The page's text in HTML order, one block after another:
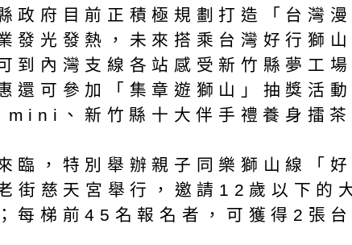
府目前正積極規劃打造「台灣漫
發光發熱，未來搭乘台灣好行獅
到內灣支線各站感受新竹縣夢工場
還可參加「集章遊獅山」抽獎活
、新竹縣十大伴手禮養身擂
臨，特別舉辦親子同樂獅山線「
街慈天宮舉行，邀請12歲以下的
每梯前45名報名者，可獲得2張